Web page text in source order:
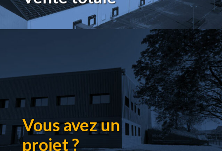
Vous avez un
projet ?